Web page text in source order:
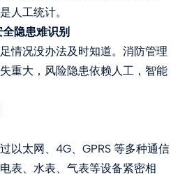
人工统计。
全隐患难识别
情况没办法及时知道。消防管理
重大，风险隐患依赖人工，智能
以太网、4G、GPRS 等多种通信
表、水表、气表等设备紧密相